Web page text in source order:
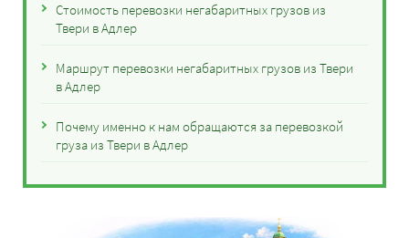
Стоимость перевозки негабаритных грузов из
Твери в Адлер
Маршрут перевозки негабаритных грузов из Твери
в Адлер
Почему именно к нам обращаются за перевозкой
груза из Твери в Адлер